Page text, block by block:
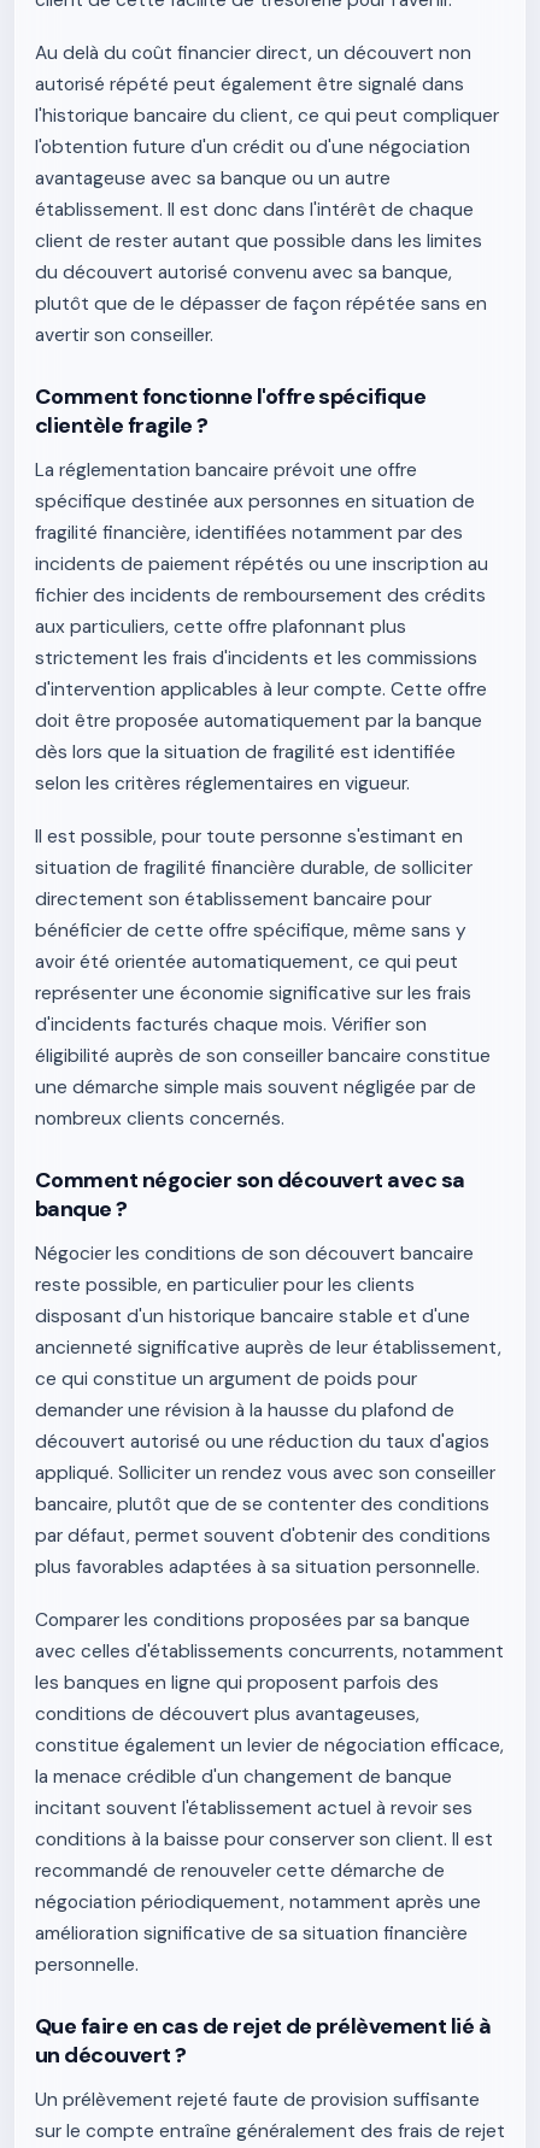
Au delà du coût financier direct, un découvert non
autorisé répété peut également être signalé dans
l'historique bancaire du client, ce qui peut compliquer
l'obtention future d'un crédit ou d'une négociation
avantageuse avec sa banque ou un autre
établissement. Il est donc dans l'intérêt de chaque
client de rester autant que possible dans les limites
du découvert autorisé convenu avec sa banque,
plutôt que de le dépasser de façon répétée sans en
avertir son conseiller.
Comment fonctionne l'offre spécifique
clientèle fragile ?
La réglementation bancaire prévoit une offre
spécifique destinée aux personnes en situation de
fragilité financière, identifiées notamment par des
incidents de paiement répétés ou une inscription au
fichier des incidents de remboursement des crédits
aux particuliers, cette offre plafonnant plus
strictement les frais d'incidents et les commissions
d'intervention applicables à leur compte. Cette offre
doit être proposée automatiquement par la banque
dès lors que la situation de fragilité est identifiée
selon les critères réglementaires en vigueur.
Il est possible, pour toute personne s'estimant en
situation de fragilité financière durable, de solliciter
directement son établissement bancaire pour
bénéficier de cette offre spécifique, même sans y
avoir été orientée automatiquement, ce qui peut
représenter une économie significative sur les frais
d'incidents facturés chaque mois. Vérifier son
éligibilité auprès de son conseiller bancaire constitue
une démarche simple mais souvent négligée par de
nombreux clients concernés.
Comment négocier son découvert avec sa
banque ?
Négocier les conditions de son découvert bancaire
reste possible, en particulier pour les clients
disposant d'un historique bancaire stable et d'une
ancienneté significative auprès de leur établissement,
ce qui constitue un argument de poids pour
demander une révision à la hausse du plafond de
découvert autorisé ou une réduction du taux d'agios
appliqué. Solliciter un rendez vous avec son conseiller
bancaire, plutôt que de se contenter des conditions
par défaut, permet souvent d'obtenir des conditions
plus favorables adaptées à sa situation personnelle.
Comparer les conditions proposées par sa banque
avec celles d'établissements concurrents, notamment
les banques en ligne qui proposent parfois des
conditions de découvert plus avantageuses,
constitue également un levier de négociation efficace,
la menace crédible d'un changement de banque
incitant souvent l'établissement actuel à revoir ses
conditions à la baisse pour conserver son client. Il est
recommandé de renouveler cette démarche de
négociation périodiquement, notamment après une
amélioration significative de sa situation financière
personnelle.
Que faire en cas de rejet de prélèvement lié à
un découvert ?
Un prélèvement rejeté faute de provision suffisante
sur le compte entraîne généralement des frais de rejet